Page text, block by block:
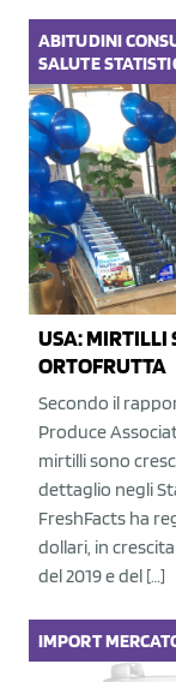
ABITUDINI
SALUTE
USA: MIRTILLI
ORTOFRUTTA
Secondo il
Produce
mirtilli sono
dettaglio negli
FreshFacts ha
dollari, in
del 2019 e del […]
IMPORT